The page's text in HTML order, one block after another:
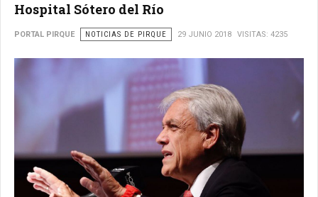
Hospital Sótero del Río
PORTAL PIRQUE NOTICIAS DE PIRQUE 29 JUNIO 2018 VISITAS: 4235